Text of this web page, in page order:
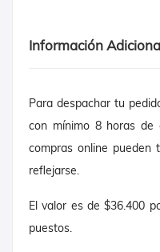
Información
Para despachar tu
con mínimo 8 horas de
compras online pueden
reflejarse.
El valor es de $36.400
puestos.